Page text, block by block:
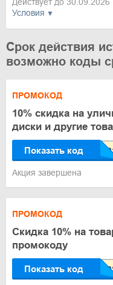
Условия
Срок действия
возможно коды
ПРОМОКОД
10% скидка на
диски и другие
Показать код
Акция завершена
ПРОМОКОД
Скидка 10% на
промокоду
Показать код